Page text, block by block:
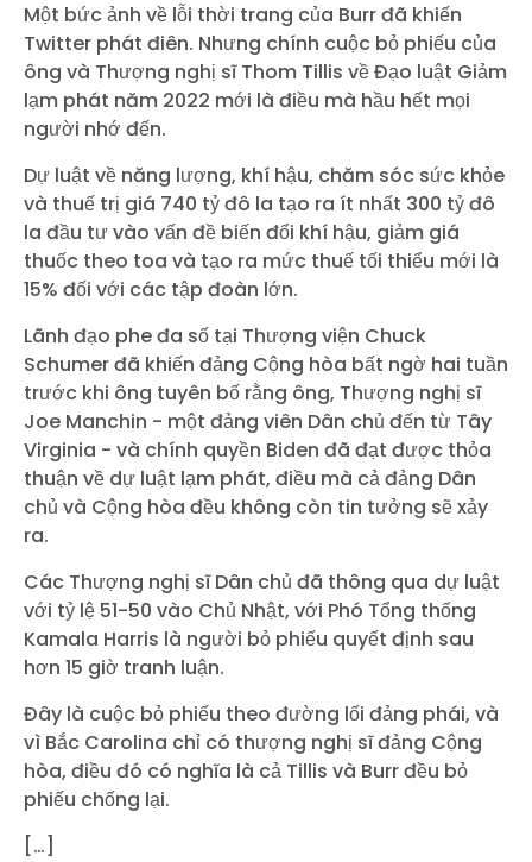
Một bức ảnh về lỗi thời trang của Burr đã khiến
Twitter phát điên. Nhưng chính cuộc bỏ phiếu của
ông và Thượng nghị sĩ Thom Tillis về Đạo luật Giảm
lạm phát năm 2022 mới là điều mà hầu hết mọi
người nhớ đến.
Dự luật về năng lượng, khí hậu, chăm sóc sức khỏe
và thuế trị giá 740 tỷ đô la tạo ra ít nhất 300 tỷ đô
la đầu tư vào vấn đề biến đổi khí hậu, giảm giá
thuốc theo toa và tạo ra mức thuế tối thiểu mới là
15% đối với các tập đoàn lớn.
Lãnh đạo phe đa số tại Thượng viện Chuck
Schumer đã khiến đảng Cộng hòa bất ngờ hai tuần
trước khi ông tuyên bố rằng ông, Thượng nghị sĩ
Joe Manchin - một đảng viên Dân chủ đến từ Tây
Virginia - và chính quyền Biden đã đạt được thỏa
thuận về dự luật lạm phát, điều mà cả đảng Dân
chủ và Cộng hòa đều không còn tin tưởng sẽ xảy
ra.
Các Thượng nghị sĩ Dân chủ đã thông qua dự luật
với tỷ lệ 51-50 vào Chủ Nhật, với Phó Tổng thống
Kamala Harris là người bỏ phiếu quyết định sau
hơn 15 giờ tranh luận.
Đây là cuộc bỏ phiếu theo đường lối đảng phái, và
vì Bắc Carolina chỉ có thượng nghị sĩ đảng Cộng
hòa, điều đó có nghĩa là cả Tillis và Burr đều bỏ
phiếu chống lại.
[…]